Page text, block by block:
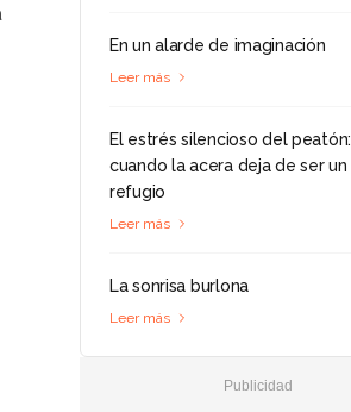
En un alarde de imaginación
Leer más
El estrés silencioso del peatón:
cuando la acera deja de ser un
refugio
Leer más
La sonrisa burlona
Leer más